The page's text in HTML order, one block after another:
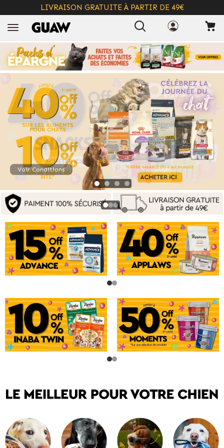
LIVRAISON GRATUITE À PARTIR DE 49€
Voir Conditions